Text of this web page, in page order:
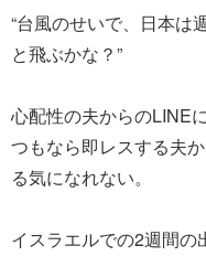
“台風のせいで、日本は
と飛ぶかな？”
心配性の夫からのLINE
つもなら即レスする夫
る気になれない。
イスラエルでの2週間の